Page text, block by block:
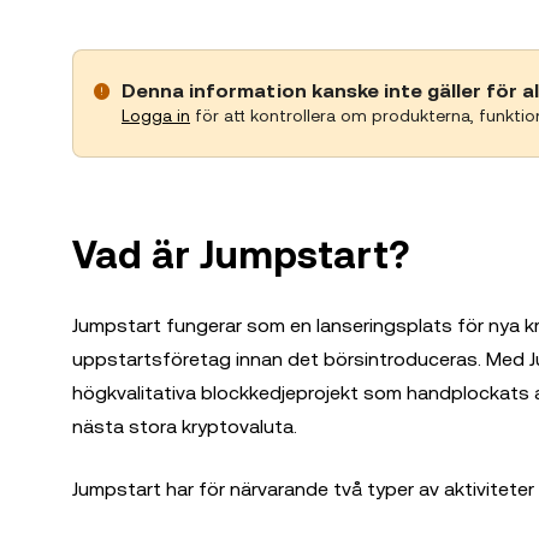
Denna information kanske inte gäller för
Logga in för att kontrollera om produkterna,
Vad är Jumpstart?
Jumpstart fungerar som en lanseringsplats för nya
uppstartsföretag innan det börsintroduceras. Med
högkvalitativa blockkedjeprojekt som handplockats
nästa stora kryptovaluta.
Jumpstart har för närvarande två typer av aktiviteter